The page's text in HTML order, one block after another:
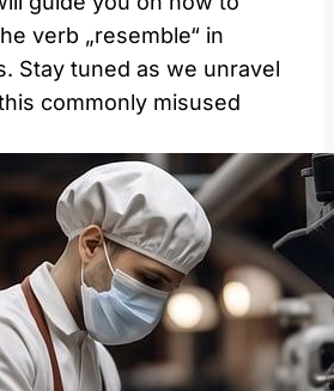
verb „resemble“ in
Stay tuned as we unravel
commonly misused